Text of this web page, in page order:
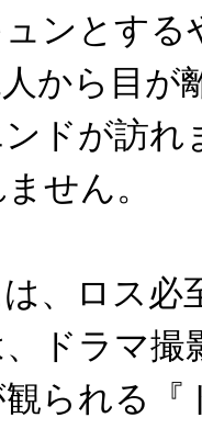
ンとする
から目が
ドが訪
せん。
、ロス必
ドラマ撮
られる『